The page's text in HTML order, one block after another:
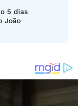
5 dias
João